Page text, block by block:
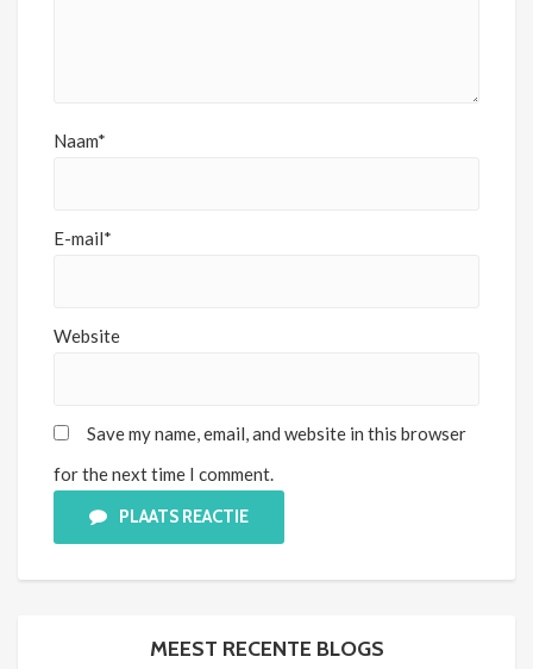
Naam*
E-mail*
Website
Save my name, email, and website in this browser
for the next time I comment.
PLAATS REACTIE
MEEST RECENTE BLOGS